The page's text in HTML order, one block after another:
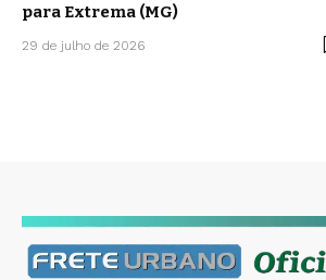
para Extrema (MG)
29 de julho de 2026